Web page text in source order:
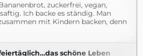
zuckerfrei, vegan,
Ich backe es ständig. Man
mit Kindern backen, denn
schöne Leben